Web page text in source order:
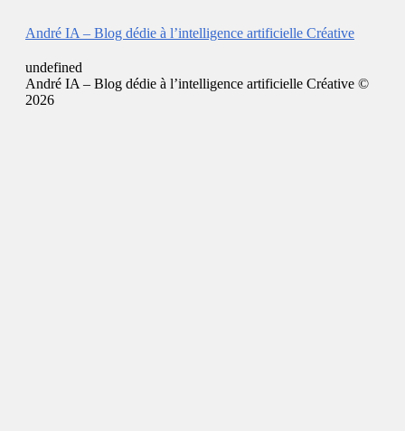
André IA – Blog dédie à l’intelligence artificielle Créative
undefined
André IA – Blog dédie à l’intelligence artificielle Créative ©
2026